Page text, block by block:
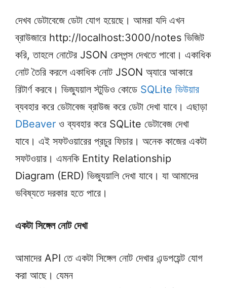
দেখব ডেটাবেজে ডেটা যোগ হয়েছে। আমরা যদি এখন
ব্রাউজারে http://localhost:3000/notes ভিজিট
করি, তাহলে নোটের JSON রেসপন্স দেখতে পাবো। একাধিক
নোট তৈরি করলে একাধিক নোট JSON অ্যারে আকারে
রিটার্ণ করবে। ভিজ্যুয়াল স্টুডিও কোডে SQLite ভিউয়ার
ব্যবহার করে ডেটাবেজ ব্রাউজ করে ডেটা দেখা যাবে। এছাড়া
DBeaver ও ব্যবহার করে SQLite ডেটাবেজ দেখা
যাবে। এই সফটওয়ারের প্রচুর ফিচার। অনেক কাজের একটা
সফটওয়ার। এমনকি Entity Relationship
Diagram (ERD) ভিজ্যুয়ালি দেখা যাবে। যা আমাদের
ভবিষ্যতে দরকার হতে পারে।
একটা সিঙ্গেল নোট দেখা
আমাদের API তে একটা সিঙ্গেল নোট দেখার এন্ডপয়েন্ট যোগ
করা আছে। যেমন